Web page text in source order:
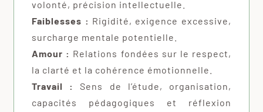
volonté, précision intellectuelle.
Faiblesses : Rigidité, exigence excessive,
surcharge mentale potentielle.
Amour : Relations fondées sur le respect,
la clarté et la cohérence émotionnelle.
Travail :
Sens de l’étude, organisation,
capacités pédagogiques et réflexion